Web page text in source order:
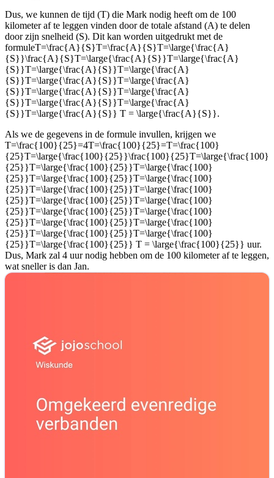
Dus, we kunnen de tijd (T) die Mark nodig heeft om de 100
kilometer af te leggen vinden door de totale afstand (A) te delen
door zijn snelheid (S). Dit kan worden uitgedrukt met de
formuleT=\frac{A}{S}T=\frac{A}{S}T=\large{\frac{A}
{S}}\frac{A}{S}T=\large{\frac{A}{S}}T=\large{\frac{A}
{S}}T=\large{\frac{A}{S}}T=\large{\frac{A}
{S}}T=\large{\frac{A}{S}}T=\large{\frac{A}
{S}}T=\large{\frac{A}{S}}T=\large{\frac{A}
{S}}T=\large{\frac{A}{S}}T=\large{\frac{A}
{S}}T=\large{\frac{A}{S}} T = \large{\frac{A}{S}}.
Als we de gegevens in de formule invullen, krijgen we
T=\frac{100}{25}=4T=\frac{100}{25}=T=\frac{100}
{25}T=\large{\frac{100}{25}}\frac{100}{25}T=\large{\frac{100}
{25}}T=\large{\frac{100}{25}}T=\large{\frac{100}
{25}}T=\large{\frac{100}{25}}T=\large{\frac{100}
{25}}T=\large{\frac{100}{25}}T=\large{\frac{100}
{25}}T=\large{\frac{100}{25}}T=\large{\frac{100}
{25}}T=\large{\frac{100}{25}}T=\large{\frac{100}
{25}}T=\large{\frac{100}{25}}T=\large{\frac{100}
{25}}T=\large{\frac{100}{25}}T=\large{\frac{100}
{25}}T=\large{\frac{100}{25}} T = \large{\frac{100}{25}} uur.
Dus, Mark zal 4 uur nodig hebben om de 100 kilometer af te leggen,
wat sneller is dan Jan.